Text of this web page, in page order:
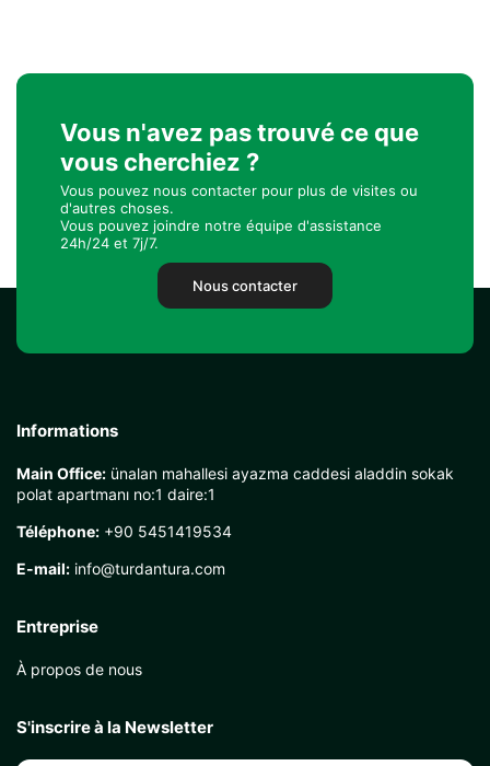
Vous n'avez pas trouvé ce que
vous cherchiez ?
Vous pouvez nous contacter pour plus de visites ou
d'autres choses.
Vous pouvez joindre notre équipe d'assistance
24h/24 et 7j/7.
Nous contacter
Informations
Main Office: ünalan mahallesi ayazma caddesi aladdin sokak
polat apartmanı no:1 daire:1
Téléphone: +90 5451419534
E-mail: info@turdantura.com
Entreprise
À propos de nous
S'inscrire à la Newsletter